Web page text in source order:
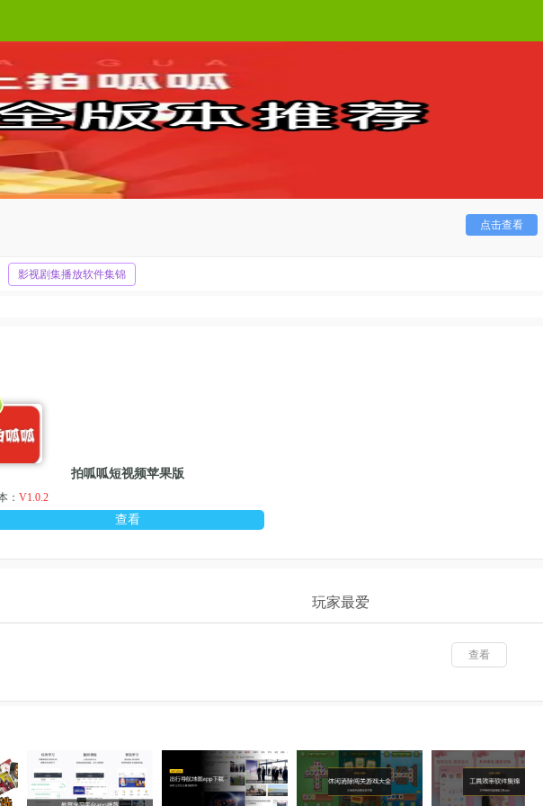
点击查看
频实时刷新发布，为大家呈现这个世界的美好！
影视剧集播放软件集锦
拍呱呱短视频苹果版
：V1.0.2
查看
玩家最爱
查看